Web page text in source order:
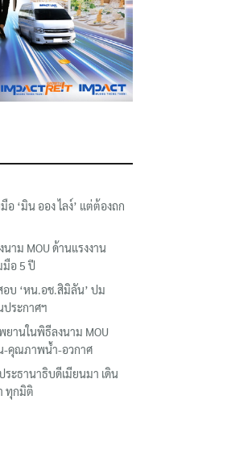
‘มิน ออง ไลง์’ แต่ต้องถก
าม MOU ด้านแรงงาน
อ 5 ปี
บ ‘หน.อช.สิมิลัน’ ปม
ระกาศฯ
ยานในพิธีลงนาม MOU
น-คุณภาพน้ำ-อวกาศ
ะธานาธิบดีเมียนมา เดิน
ทุกมิติ